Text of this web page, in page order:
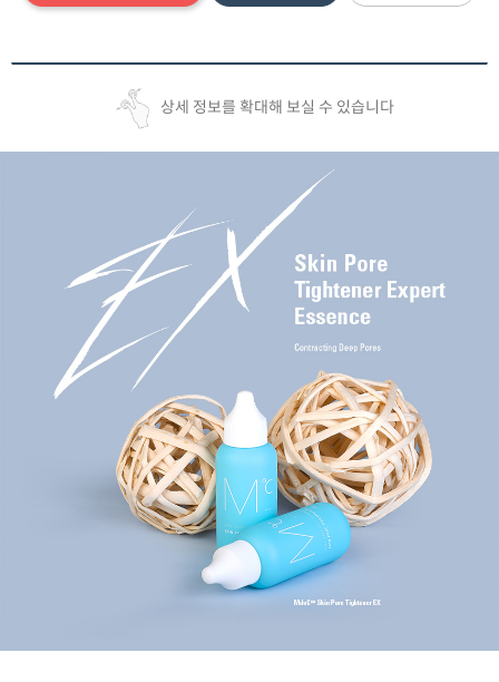
상세 정보를 확대해 보실 수 있습니다